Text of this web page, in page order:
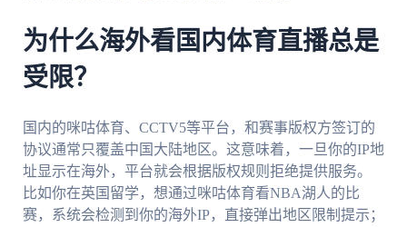
为什么海外看国内体育直播总是
受限？
国内的咪咕体育、CCTV5等平台，和赛事版权方签订的
协议通常只覆盖中国大陆地区。这意味着，一旦你的IP地
址显示在海外，平台就会根据版权规则拒绝提供服务。
比如你在英国留学，想通过咪咕体育看NBA湖人的比
赛，系统会检测到你的海外IP，直接弹出地区限制提示；